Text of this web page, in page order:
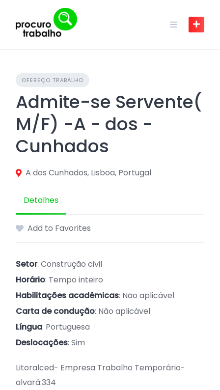
content
OFEREÇO TRABALHO
Admite-se Servente(
M/F) -A - dos -
Cunhados
A dos Cunhados, Lisboa, Portugal
Detalhes
Add to Favorites
Setor: Construção civil
Horário: Tempo inteiro
Habilitações académicas: Não aplicável
Carta de condução: Não aplicável
Língua: Portuguesa
Deslocações: Sim
Litoralced- Empresa Trabalho Temporário-
alvará:334